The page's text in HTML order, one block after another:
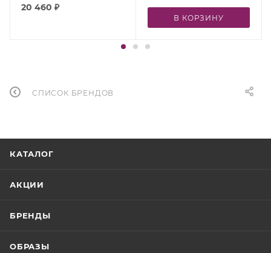
20 460 ₽
В КОРЗИНУ
СПИСОК БРЕНДОВ
КАТАЛОГ
АКЦИИ
БРЕНДЫ
ОБРАЗЫ